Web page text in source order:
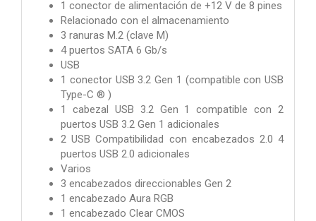
1 conector de alimentación de +12 V de 8 pines
Relacionado con el almacenamiento
3 ranuras M.2 (clave M)
4 puertos SATA 6 Gb/s
USB
1 conector USB 3.2 Gen 1 (compatible con USB
Type-C ® )
1 cabezal USB 3.2 Gen 1 compatible con 2
puertos USB 3.2 Gen 1 adicionales
2 USB Compatibilidad con encabezados 2.0 4
puertos USB 2.0 adicionales
Varios
3 encabezados direccionables Gen 2
1 encabezado Aura RGB
1 encabezado Clear CMOS